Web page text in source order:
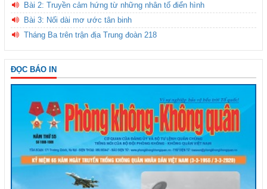
Bài 2: Truyền cảm hứng từ những nhân tố điển hình
Bài 3: Nối dài mơ ước tân binh
Tháng Ba trên trận địa Trung đoàn 218
ĐỌC BÁO IN